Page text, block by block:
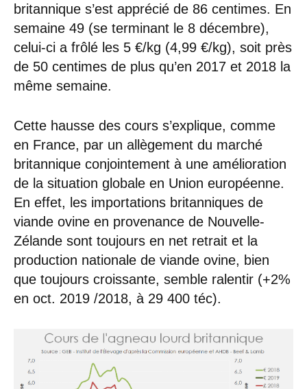
britannique s’est apprécié de 86 centimes. En
semaine 49 (se terminant le 8 décembre),
celui-ci a frôlé les 5 €/kg (4,99 €/kg), soit près
de 50 centimes de plus qu’en 2017 et 2018 la
même semaine.
Cette hausse des cours s’explique, comme
en France, par un allègement du marché
britannique conjointement à une amélioration
de la situation globale en Union européenne.
En effet, les importations britanniques de
viande ovine en provenance de Nouvelle-
Zélande sont toujours en net retrait et la
production nationale de viande ovine, bien
que toujours croissante, semble ralentir (+2%
en oct. 2019 /2018, à 29 400 téc).